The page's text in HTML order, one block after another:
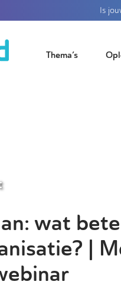
Is
Thema’s
wat
|